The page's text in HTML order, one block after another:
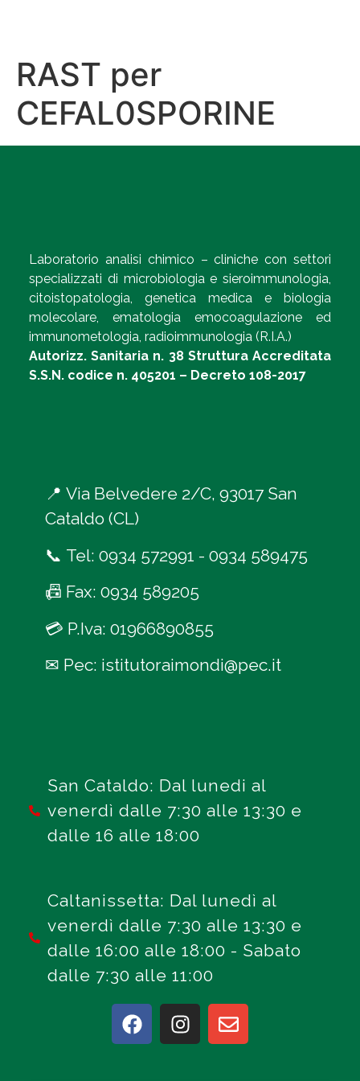
RAST per
CEFAL0SPORINE
Laboratorio analisi chimico – cliniche con settori
specializzati di microbiologia e sieroimmunologia,
citoistopatologia, genetica medica e biologia
molecolare, ematologia emocoagulazione ed
immunometologia, radioimmunologia (R.I.A.)
Autorizz. Sanitaria n. 38 Struttura Accreditata
S.S.N. codice n. 405201 – Decreto 108-2017
📍 Via Belvedere 2/C, 93017 San
Cataldo (CL)
📞 Tel: 0934 572991 - 0934 589475
📠 Fax: 0934 589205
💳 P.Iva: 01966890855
✉ Pec: istitutoraimondi@pec.it
San Cataldo: Dal lunedi al
venerdì dalle 7:30 alle 13:30 e
dalle 16 alle 18:00
Caltanissetta: Dal lunedì al
venerdì dalle 7:30 alle 13:30 e
dalle 16:00 alle 18:00 - Sabato
dalle 7:30 alle 11:00